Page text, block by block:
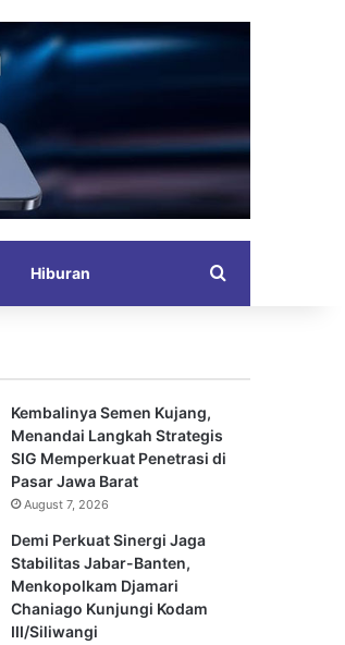
Hiburan
Kembalinya Semen Kujang,
Menandai Langkah Strategis
SIG Memperkuat Penetrasi di
Pasar Jawa Barat
August 7, 2026
Demi Perkuat Sinergi Jaga
Stabilitas Jabar-Banten,
Menkopolkam Djamari
Chaniago Kunjungi Kodam
III/Siliwangi